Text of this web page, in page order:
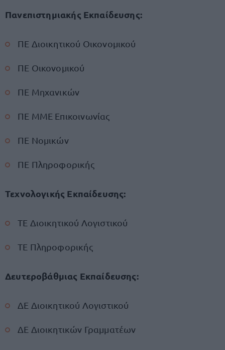
Πανεπιστημιακής Εκπαίδευσης:
ΠΕ Διοικητικού Οικονομικού
ΠΕ Οικονομικού
ΠΕ Μηχανικών
ΠΕ ΜΜΕ Επικοινωνίας
ΠΕ Νομικών
ΠΕ Πληροφορικής
Τεχνολογικής Εκπαίδευσης:
ΤΕ Διοικητικού Λογιστικού
ΤΕ Πληροφορικής
Δευτεροβάθμιας Εκπαίδευσης:
ΔΕ Διοικητικού Λογιστικού
ΔΕ Διοικητικών Γραμματέων